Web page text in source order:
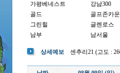
가평베네스트
강남300
골드
골프존카
그린힐
글렌로스
남부
남서울
뉴코리아
더반
더크로스비
더헤븐
상세예보 센추리21 (고도 :